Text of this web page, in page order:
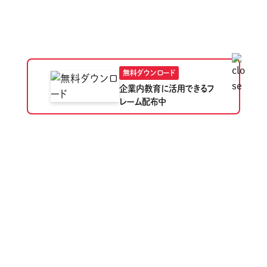
無料ダウンロード
企業内教育に活用できるフ
レーム配布中